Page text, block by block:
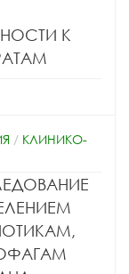
К
/ КЛИНИКО-